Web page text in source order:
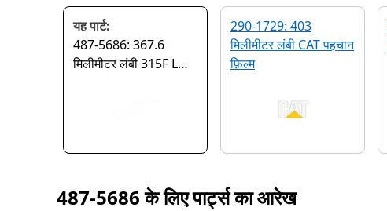
यह पार्ट:
487-5686: 367.6
मिलीमीटर लंबी 315F L
290-1729: 403
मिलीमीटर लंबी CAT पहचान
फ़िल्‍म
487-5686के लिए पार्ट्स का आरेख